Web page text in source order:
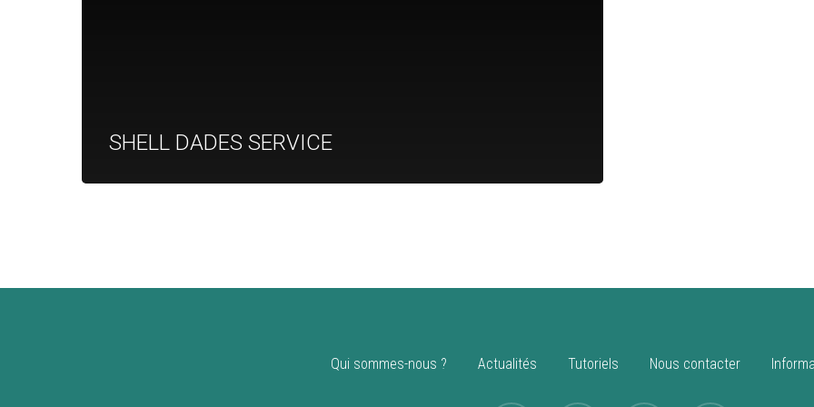
SHELL DADES SERVICE
Qui sommes-nous ? Actualités Tutoriels Nous contacter